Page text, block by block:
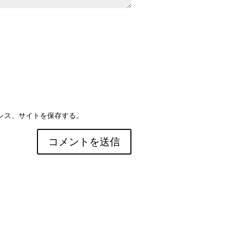
、サイトを保存する。